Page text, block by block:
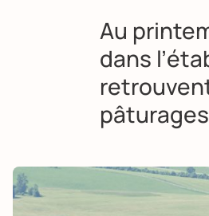
Au
dans